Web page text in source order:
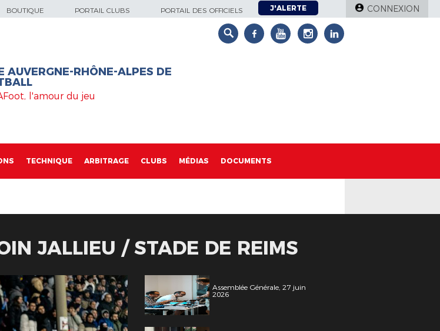
BOUTIQUE PORTAIL CLUBS PORTAIL DES OFFICIELS J'ALERTE CONNEXION
AUVERGNE-RHÔNE-ALPES DE
l'amour du jeu
TECHNIQUE ARBITRAGE CLUBS MÉDIAS DOCUMENTS
JALLIEU / STADE DE REIMS
Assemblée Générale, 27 juin
2026